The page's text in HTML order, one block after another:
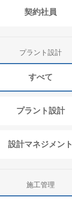
契約社員
プラント設計
すべて
プラント設計
設計マネジメント
施工管理